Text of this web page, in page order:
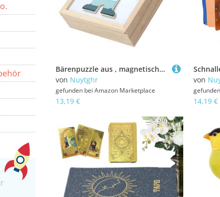
Bärenpuzzle aus , magnetische Anziehpuppen,Magnetisches Bären-Anzieh-Lernpuzzle | Cartoon-Muster zum Sortieren und Zuordnen von Puzzles, Puzzle für Kleinkinder, Kühlschrankmagnete für die Hand-Aug
von Nuytghr
gefunden bei Amazon Marketplace
13,19 €
von
14,19 €